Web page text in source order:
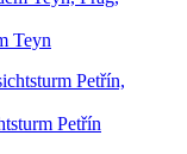
Teyn
Petřín